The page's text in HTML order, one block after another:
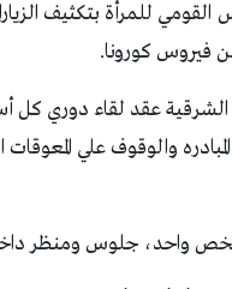
للمرأة بتكثيف
فيروس كورونا.
عقد لقاء دوري كل
والوقوف علي